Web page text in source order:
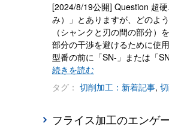
[2024/8/19公開] Question 超
み）」とありますが、どのよ
（シャンクと刃の間の部分
部分の干渉を避けるために使
型番の前に「SN-」または「
続きを読む
タグ： 切削加工：新着記事,
フライス加工のエンゲ